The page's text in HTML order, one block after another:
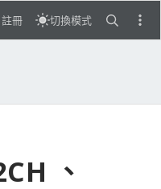
註冊 切換模式
、